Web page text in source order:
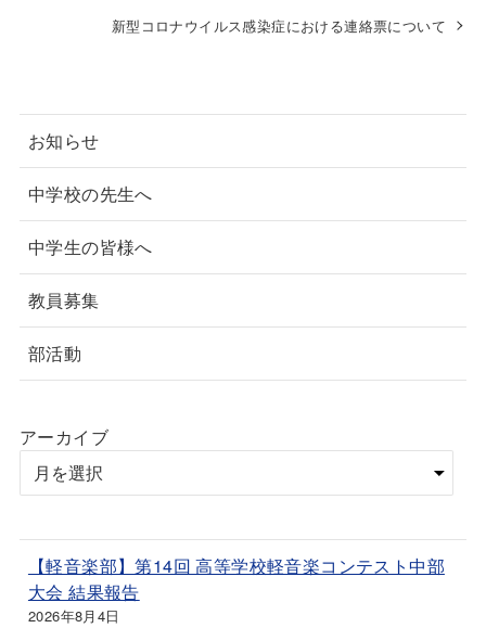
新型コロナウイルス感染症における連絡票について
お知らせ
中学校の先生へ
中学生の皆様へ
教員募集
部活動
アーカイブ
【軽音楽部】第14回 高等学校軽音楽コンテスト中部
大会 結果報告
2026年8月4日